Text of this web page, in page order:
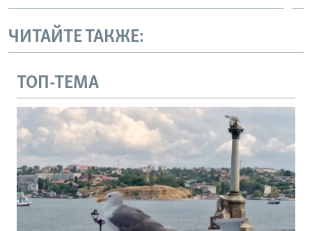
ЧИТАЙТЕ ТАКЖЕ:
ТОП-ТЕМА